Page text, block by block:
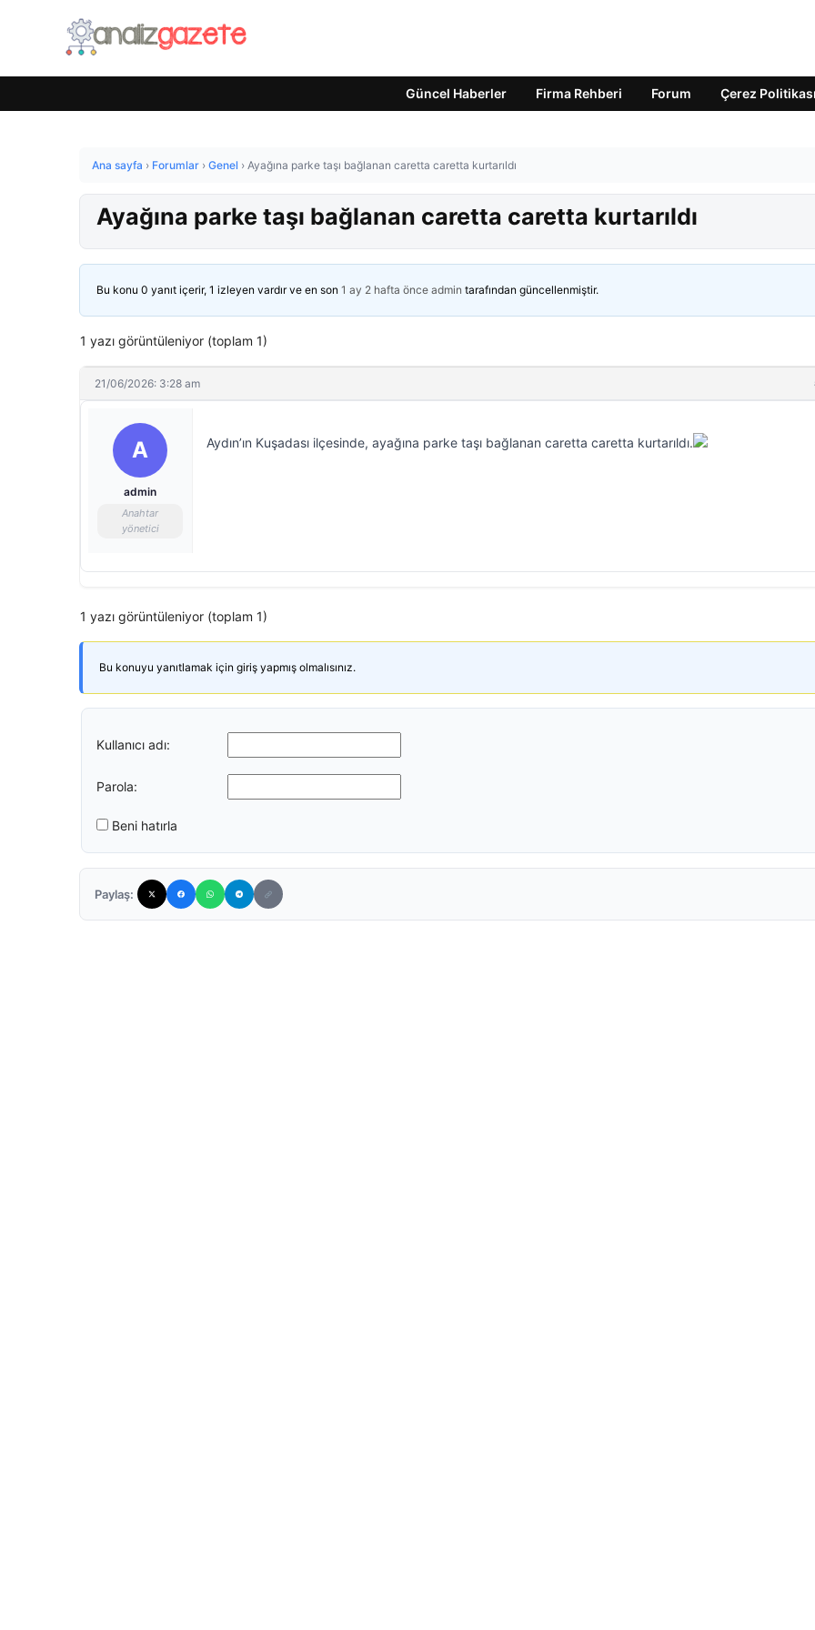
Güncel Haberler Firma Rehberi Forum Çerez Politikası
Ana sayfa › Forumlar › Genel › Ayağına parke taşı bağlanan caretta caretta kurtarıldı
Ayağına parke taşı bağlanan caretta caretta kurtarıldı
Bu konu 0 yanıt içerir, 1 izleyen vardır ve en son 1 ay 2 hafta önce admin tarafından güncellenmiştir.
1 yazı görüntüleniyor (toplam 1)
21/06/2026: 3:28 am
A
admin
Anahtar
yönetici
Aydın’ın Kuşadası ilçesinde, ayağına parke taşı bağlanan caretta caretta kurtarıldı.
1 yazı görüntüleniyor (toplam 1)
Bu konuyu yanıtlamak için giriş yapmış olmalısınız.
Kullanıcı adı:
Parola:
Beni hatırla
Paylaş: